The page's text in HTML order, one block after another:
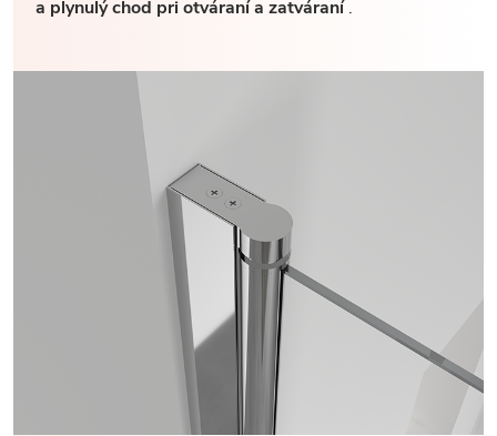
a plynulý chod pri otváraní a zatváraní.